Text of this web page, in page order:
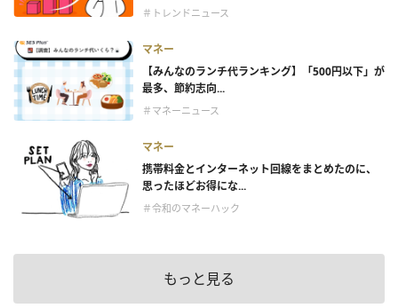
＃トレンドニュース
マネー
【みんなのランチ代ランキング】「500円以下」が
最多、節約志向...
＃マネーニュース
マネー
携帯料金とインターネット回線をまとめたのに、
思ったほどお得にな...
＃令和のマネーハック
もっと見る